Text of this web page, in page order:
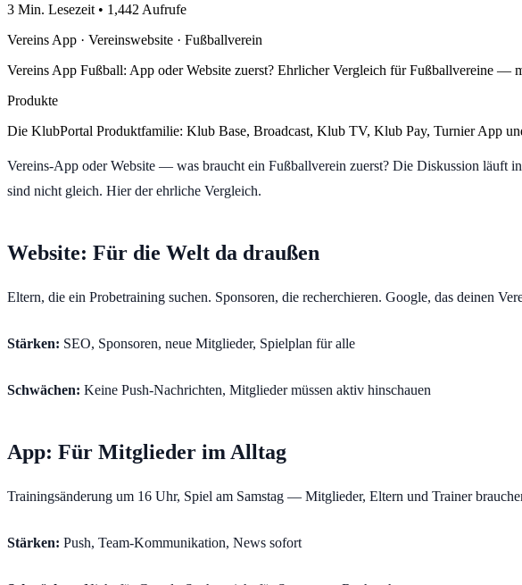
3 Min. Lesezeit • 1,442 Aufrufe
Vereins App · Vereinswebsite · Fußballverein
Vereins App Fußball: App oder Website zuerst? Ehrlicher Vergleich für Fußballvereine —
Produkte
Die KlubPortal Produktfamilie: Klub Base, Broadcast, Klub TV, Klub Pay, Turnier App
Vereins-App oder Website — was braucht ein Fußballverein zuerst? Die Diskussion läuft
sind nicht gleich. Hier der ehrliche Vergleich.
Website: Für die Welt da draußen
Eltern, die ein Probetraining suchen. Sponsoren, die recherchieren. Google, das deinen
Stärken: SEO, Sponsoren, neue Mitglieder, Spielplan für alle
Schwächen: Keine Push-Nachrichten, Mitglieder müssen aktiv hinschauen
App: Für Mitglieder im Alltag
Trainingsänderung um 16 Uhr, Spiel am Samstag — Mitglieder, Eltern und Trainer
Stärken: Push, Team-Kommunikation, News sofort